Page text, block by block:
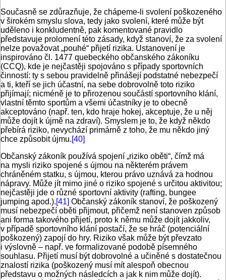
Současně se zdůrazňuje, že chápeme-li svolení poškozeného
v širokém smyslu slova, tedy jako svolení, které může být
uděleno i konkludentně, pak komentované pravidlo
představuje prolomení této zásady, když stanoví, že za svolení
nelze považovat „pouhé“ přijetí rizika. Ustanovení je
inspirováno čl. 1477 quebeckého občanského zákoníku
(CCQ), kde je nejčastěji spojováno s případy sportovních
činností: ty s sebou pravidelně přinášejí podstatné nebezpečí
a ti, kteří se jich účastní, na sebe dobrovolně toto riziko
přijímají; nicméně je to přirozenou součástí sportovního klání,
vlastní těmto sportům a všemi účastníky je to obecně
akceptováno (např. ten, kdo hraje hokej, akceptuje, že u něj
může dojít k újmě na zdraví). Smyslem je to, že když někdo
přebírá riziko, nevychází primárně z toho, že mu někdo jiný
chce způsobit újmu.[40]
Občanský zákoník používá spojení „riziko oběti“, čímž má
na mysli riziko spojené s újmou na některém právem
chráněném statku, s újmou, kterou právo uznává za hodnou
nápravy. Může jít mimo jiné o riziko spojené s určitou aktivitou;
nejčastěji jde o různé sportovní aktivity (rafting, bungee
jumping apod.).[41] Občanský zákoník stanoví, že poškozený
musí nebezpečí oběti přijmout, přičemž není stanoven způsob
ani forma takového přijetí, proto k němu může dojít jakkoliv,
v případě sportovního klání postačí, že se hráč (potenciální
poškozený) zapojí do hry. Riziko však může být převzato
i výslovně – např. ve formalizované podobě písemného
souhlasu. Přijetí musí být dobrovolné a učiněné s dostatečnou
znalostí rizika (poškozený musí mít alespoň obecnou
představu o možných následcích a jak k nim může dojít).